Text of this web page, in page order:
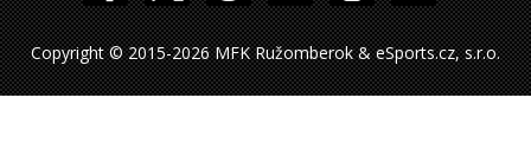
Copyright © 2015-2026 MFK Ružomberok & eSports.cz, s.r.o.